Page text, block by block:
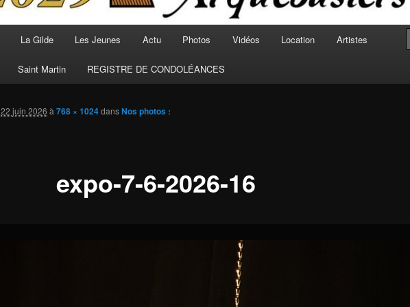
La Gilde Les Jeunes Actu Photos Vidéos Location Artistes
Saint Martin REGISTRE DE CONDOLÉANCES
expo-7-6-2026-16
22 juin 2026 à 768 × 1024dansNos photos :